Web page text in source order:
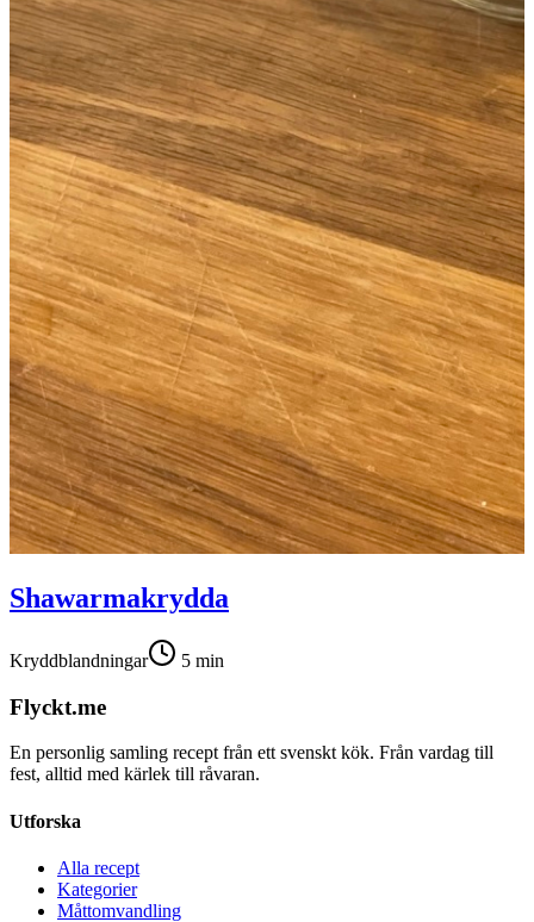
Shawarmakrydda
Kryddblandningar 5 min
Flyckt.me
En personlig samling recept från ett svenskt kök. Från vardag till
fest, alltid med kärlek till råvaran.
Utforska
Alla recept
Kategorier
Måttomvandling